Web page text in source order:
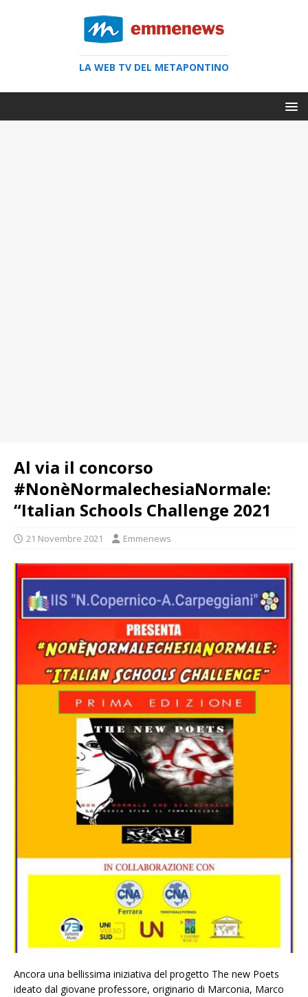
LA WEB TV DEL METAPONTINO
Al via il concorso
#NonèNormalechesiaNormale:
“Italian Schools Challenge 2021
21 Novembre 2021 Emmenews
Ancora una bellissima iniziativa del progetto The new Poets
ideato dal giovane professore, originario di Marconia, Marco